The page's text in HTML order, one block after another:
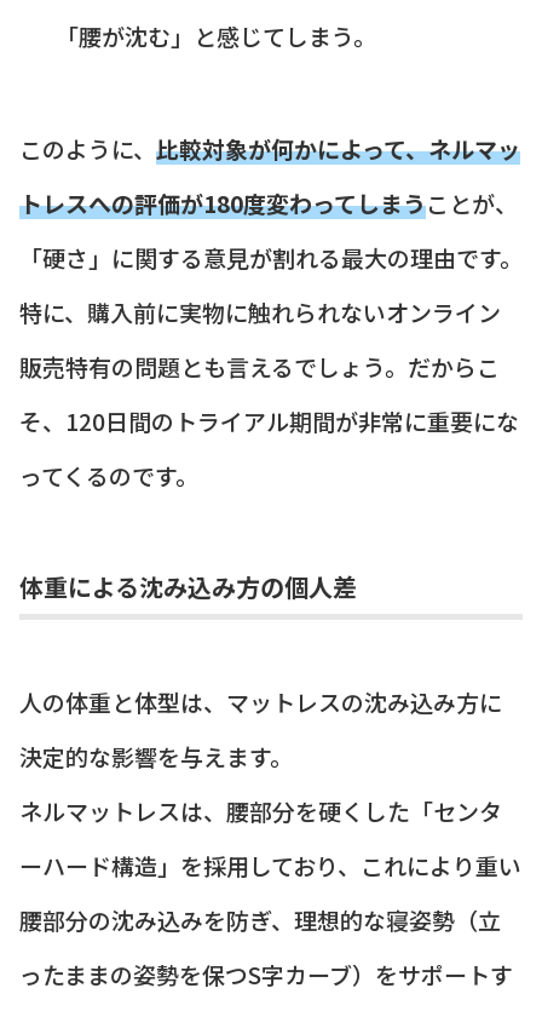
「腰が沈む」と感じてしまう。
このように、 比較対象が何かによって、ネルマッ
トレスへの評価が180度変わってしまうことが、
「硬さ」に関する意見が割れる最大の理由です。
特に、購入前に実物に触れられないオンライン
販売特有の問題とも言えるでしょう。だからこ
そ、120日間のトライアル期間が非常に重要にな
ってくるのです。
体重による沈み込み方の個人差
人の体重と体型は、マットレスの沈み込み方に
決定的な影響を与えます。
ネルマットレスは、腰部分を硬くした「センタ
ーハード構造」を採用しており、これにより重い
腰部分の沈み込みを防ぎ、理想的な寝姿勢（立
ったままの姿勢を保つS字カーブ）をサポートす